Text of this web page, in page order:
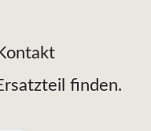
finden.